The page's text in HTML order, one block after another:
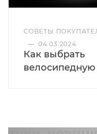
СОВЕТЫ
— 04.03.2024
Как выбрать
велосипедную